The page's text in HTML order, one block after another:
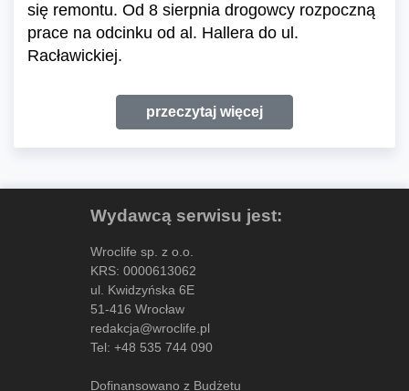
się remontu. Od 8 sierpnia drogowcy rozpoczną
prace na odcinku od al. Hallera do ul.
Racławickiej.
przeczytaj więcej
Wydawcą serwisu jest:
Wroclife sp. z o.o.
KRS: 0000613062
ul. Kwidzyńska 6E
51-416 Wrocław
redakcja@wroclife.pl
Tel: +48 535 744 090
Dofinansowano z Budżetu